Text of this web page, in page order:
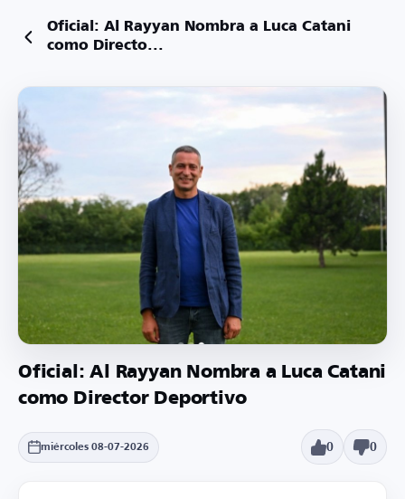
Oficial: Al Rayyan Nombra a Luca Catani
como Directo...
Oficial: Al Rayyan Nombra a Luca Catani
como Director Deportivo
miércoles 08-07-2026 0 0